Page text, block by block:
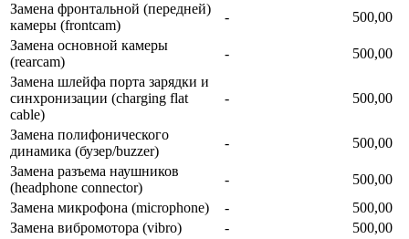
Замена фронтальной (передней)
камеры (frontcam)
-
500,00
Замена основной камеры
(rearcam)
-
500,00
Замена шлейфа порта зарядки и
синхронизации (charging flat
cable)
- 500,00
Замена полифонического
динамика (бузер/buzzer)
-
500,00
Замена разъема наушников
(headphone connector)
-
500,00
Замена микрофона (microphone)
-
500,00
Замена вибромотора (vibro)
-
500,00